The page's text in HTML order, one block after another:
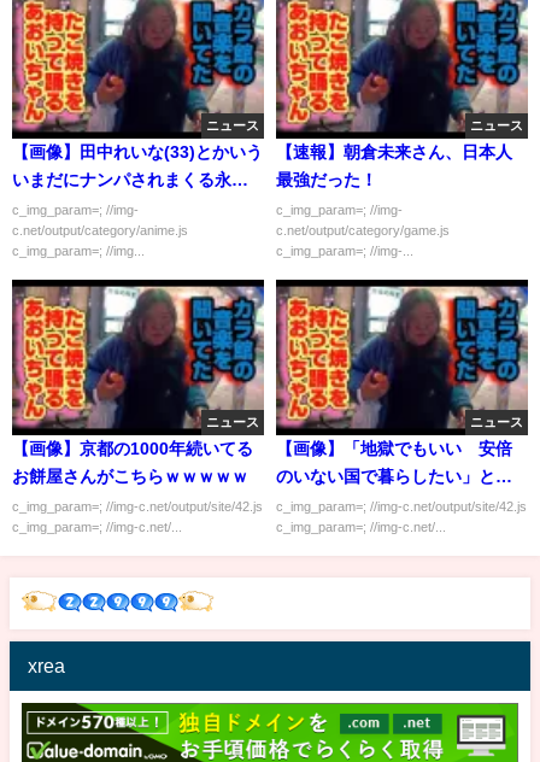
ニュース
【画像】田中れいな(33)とかいう
いまだにナンパされまくる永遠
のメスガキ
c_img_param=; //img-
c.net/output/category/anime.js
c_img_param=; //img...
ニュース
【速報】朝倉未来さん、日本人
最強だった！
c_img_param=; //img-
c.net/output/category/game.js
c_img_param=; //img-...
ニュース
【画像】京都の1000年続いてる
お餅屋さんがこちらｗｗｗｗｗ
c_img_param=; //img-c.net/output/site/42.js
c_img_param=; //img-c.net/...
ニュース
【画像】「地獄でもいい 安倍
のいない国で暮らしたい」と書
かれた看板ｗｗｗｗｗ
c_img_param=; //img-c.net/output/site/42.js
c_img_param=; //img-c.net/...
xrea